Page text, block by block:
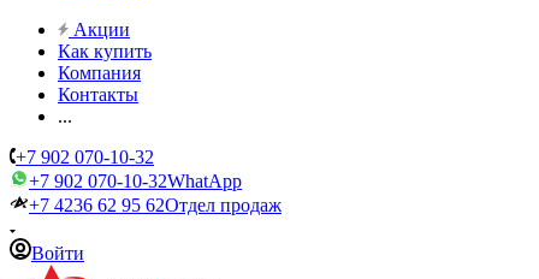
Акции
Как купить
Компания
Контакты
...
+7 902 070-10-32
+7 902 070-10-32WhatApp
+7 4236 62 95 62Отдел продаж
Войти